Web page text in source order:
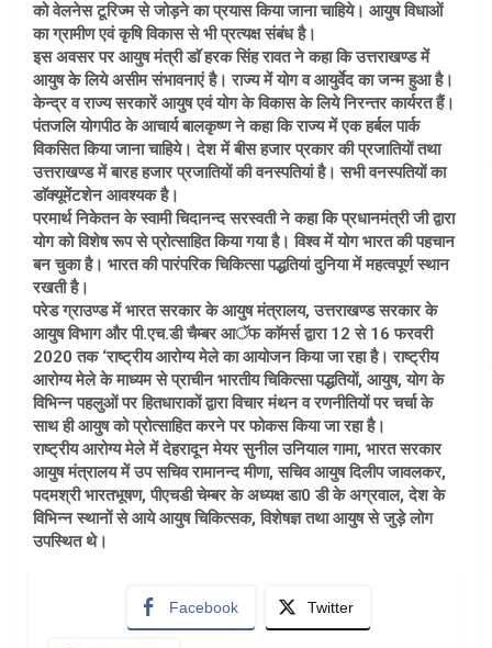
को वेलनेस टूरिज्म से जोड़ने का प्रयास किया जाना चाहिये। आयुष विधाओं
का ग्रामीण एवं कृषि विकास से भी प्रत्यक्ष संबंध है।
इस अवसर पर आयुष मंत्री डाॅ हरक सिंह रावत ने कहा कि उत्तराखण्ड में
आयुष के लिये असीम संभावनाएं है। राज्य में योग व आयुर्वेद का जन्म हुआ है।
केन्द्र व राज्य सरकारें आयुष एवं योग के विकास के लिये निरन्तर कार्यरत हैं।
पंतजलि योगपीठ के आचार्य बालकृष्ण ने कहा कि राज्य में एक हर्बल पार्क
विकसित किया जाना चाहिये। देश में बीस हजार प्रकार की प्रजातियों तथा
उत्तराखण्ड में बारह हजार प्रजातियों की वनस्पतियां है। सभी वनस्पतियों का
डाॅक्यूमेंटशेन आवश्यक है।
परमार्थ निकेतन के स्वामी चिदानन्द सरस्वती ने कहा कि प्रधानमंत्री जी द्वारा
योग को विशेष रूप से प्रोत्साहित किया गया है। विश्व में योग भारत की पहचान
बन चुका है। भारत की पारंपरिक चिकित्सा पद्धतियां दुनिया में महत्वपूर्ण स्थान
रखती है।
परेड ग्राउण्ड में भारत सरकार के आयुष मंत्रालय, उत्तराखण्ड सरकार के
आयुष विभाग और पी.एच.डी चैम्बर आॅफ काॅमर्स द्वारा 12 से 16 फरवरी
2020 तक ‘राष्ट्रीय आरोग्य मेले का आयोजन किया जा रहा है। राष्ट्रीय
आरोग्य मेले के माध्यम से प्राचीन भारतीय चिकित्सा पद्धतियों, आयुष, योग के
विभिन्न पहलुओं पर हितधाराकों द्वारा विचार मंथन व रणनीतियों पर चर्चा के
साथ ही आयुष को प्रोत्साहित करने पर फोकस किया जा रहा है।
राष्ट्रीय आरोग्य मेले में देहरादून मेयर सुनील उनियाल गामा, भारत सरकार
आयुष मंत्रालय में उप सचिव रामानन्द मीणा, सचिव आयुष दिलीप जावलकर,
पदमश्री भारतभूषण, पीएचडी चेम्बर के अध्यक्ष डा0 डी के अग्रवाल, देश के
विभिन्न स्थानों से आये आयुष चिकित्सक, विशेषज्ञ तथा आयुष से जुड़े लोग
उपस्थित थे।
Facebook Twitter